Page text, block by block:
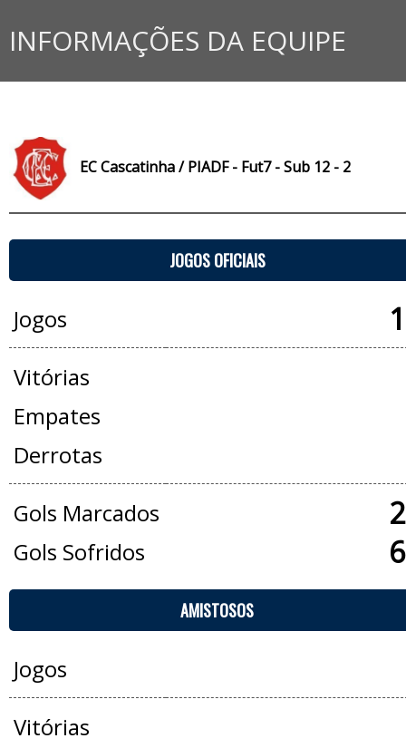
INFORMAÇÕES DA EQUIPE
EC Cascatinha / PIADF - Fut7 - Sub 12 - 2
JOGOS OFICIAIS
Jogos
Vitórias
Empates
Derrotas
Gols Marcados
Gols Sofridos
AMISTOSOS
Jogos
Vitórias